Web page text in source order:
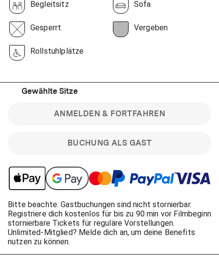
Begleitsitz Sofa
Gesperrt Vergeben
Rollstuhlplätze
Gewählte Sitze
BUCHUNG ALS GAST
ANMELDEN & FORTFAHREN
Bitte beachte: Gastbuchungen sind nicht stornierbar.
Registriere dich kostenlos für bis zu 90 min vor Filmbeginn
stornierbare Tickets für reguläre Vorstellungen.
Unlimited-Mitglied? Melde dich an, um deine Benefits
nutzen zu können.